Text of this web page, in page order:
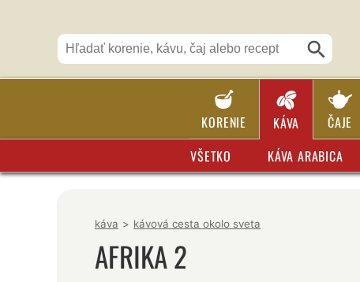
KORENIE KÁVA ČAJE
VŠETKO KÁVA ARABICA
káva > kávová cesta okolo sveta
AFRIKA 2